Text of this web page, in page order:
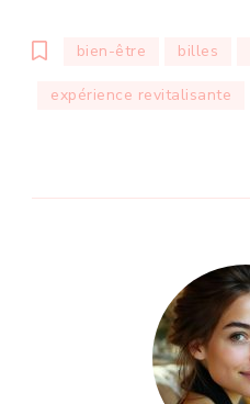
bien-être billes
expérience revitalisante